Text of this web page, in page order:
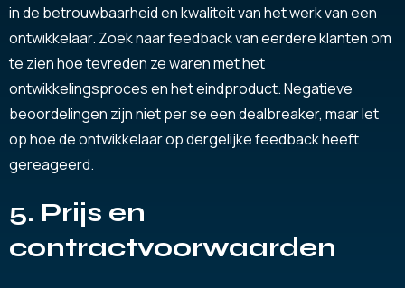
in de betrouwbaarheid en kwaliteit van het werk van een
ontwikkelaar. Zoek naar feedback van eerdere klanten om
te zien hoe tevreden ze waren met het
ontwikkelingsproces en het eindproduct. Negatieve
beoordelingen zijn niet per se een dealbreaker, maar let
op hoe de ontwikkelaar op dergelijke feedback heeft
gereageerd.
5. Prijs en
contractvoorwaarden